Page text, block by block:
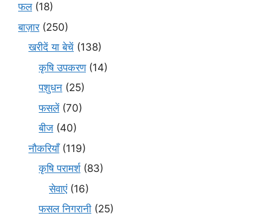
फल(18)
बाज़ार(250)
खरीदें या बेचें (138)
कृषि उपकरण(14)
पशुधन (25)
फसलें(70)
बीज (40)
नौकरियाँ(119)
कृषि परामर्श(83)
सेवाएं(16)
फसल निगरानी (25)